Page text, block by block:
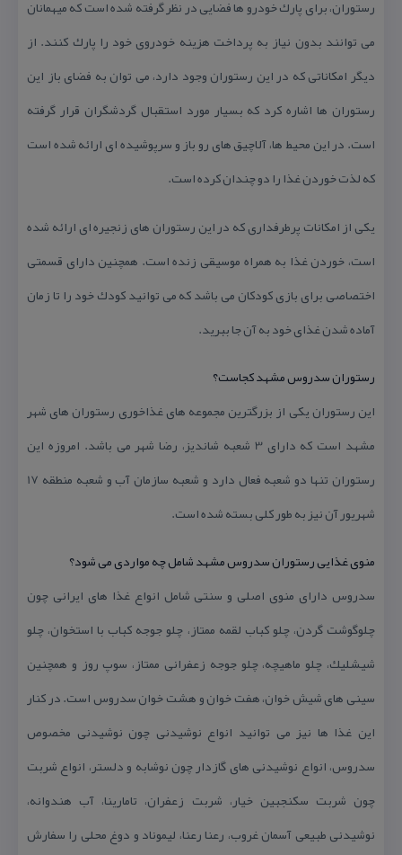
رستوران، برای پارك خودرو ها فضایی در نظر گرفته شده است كه میهمانان
می توانند بدون نیاز به پرداخت هزینه خودروی خود را پارك كنند. از
دیگر امكاناتی كه در این رستوران وجود دارد، می توان به فضای باز این
رستوران ها اشاره كرد كه بسیار مورد استقبال گردشگران قرار گرفته
است. در این محیط ها، آلاچیق های رو باز و سرپوشیده ای ارائه شده است
كه لذت خوردن غذا را دو چندان كرده است.
یكی از امكانات پرطرفداری كه در این رستوران های زنجیره ای ارائه شده
است، خوردن غذا به همراه موسیقی زنده است. همچنین دارای قسمتی
اختصاصی برای بازی كودكان می باشد كه می توانید كودك خود را تا زمان
آماده شدن غذای خود به آن جا ببرید.
رستوران سدروس مشهد كجاست؟
این رستوران یكی از بزرگترین مجموعه های غذاخوری رستوران های شهر
مشهد است كه دارای 3 شعبه شاندیز، رضا شهر می باشد. امروزه این
رستوران تنها دو شعبه فعال دارد و شعبه سازمان آب و شعبه منطقه 17
شهریور آن نیز به طور كلی بسته شده است.
منوی غذایی رستوران سدروس مشهد شامل چه مواردی می شود؟
سدروس دارای منوی اصلی و سنتی شامل انواع غذا های ایرانی چون
چلوگوشت گردن، چلو كباب لقمه ممتاز، چلو جوجه كباب با استخوان، چلو
شیشلیك، چلو ماهیچه، چلو جوجه زعفرانی ممتاز، سوپ روز و همچنین
سینی های شیش خوان، هفت خوان و هشت خوان سدروس است. در كنار
این غذا ها نیز می توانید انواع نوشیدنی چون نوشیدنی مخصوص
سدروس، انواع نوشیدنی های گازدار چون نوشابه و دلستر، انواع شربت
چون شربت سكنجبین خیار، شربت زعفران، تامارینا، آب هندوانه،
نوشیدنی طبیعی آسمان غروب، رعنا رعنا، لیموناد و دوغ محلی را سفارش